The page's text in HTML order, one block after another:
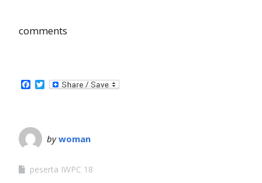
comments
Facebook
Twitter
bywoman
peserta IWPC 18